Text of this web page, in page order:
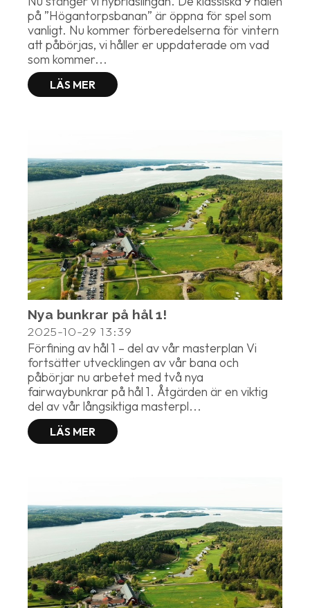
på ”Högantorpsbanan” är öppna för spel som
vanligt. Nu kommer förberedelserna för vintern
att påbörjas, vi håller er uppdaterade om vad
som kommer...
LÄS MER
Nya bunkrar på hål 1!
2025-10-29 13:39
Förfining av hål 1 – del av vår masterplan Vi
fortsätter utvecklingen av vår bana och
påbörjar nu arbetet med två nya
fairwaybunkrar på hål 1. Åtgärden är en viktig
del av vår långsiktiga masterpl...
LÄS MER